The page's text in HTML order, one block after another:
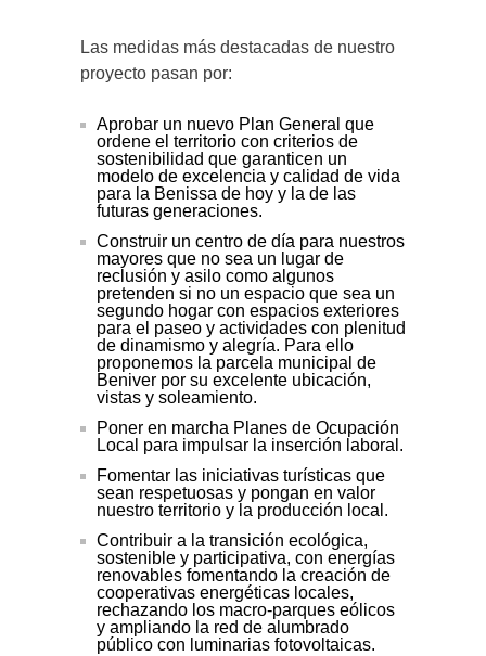
Las medidas más destacadas de nuestro
proyecto pasan por:
Aprobar un nuevo Plan General que
ordene el territorio con criterios de
sostenibilidad que garanticen un
modelo de excelencia y calidad de vida
para la Benissa de hoy y la de las
futuras generaciones.
Construir un centro de día para nuestros
mayores que no sea un lugar de
reclusión y asilo como algunos
pretenden si no un espacio que sea un
segundo hogar con espacios exteriores
para el paseo y actividades con plenitud
de dinamismo y alegría. Para ello
proponemos la parcela municipal de
Beniver por su excelente ubicación,
vistas y soleamiento.
Poner en marcha Planes de Ocupación
Local para impulsar la inserción laboral.
Fomentar las iniciativas turísticas que
sean respetuosas y pongan en valor
nuestro territorio y la producción local.
Contribuir a la transición ecológica,
sostenible y participativa, con energías
renovables fomentando la creación de
cooperativas energéticas locales,
rechazando los macro-parques eólicos
y ampliando la red de alumbrado
público con luminarias fotovoltaicas.